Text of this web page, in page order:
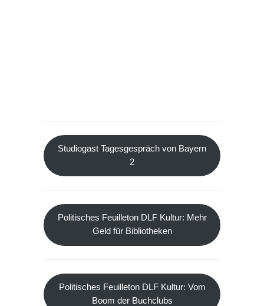
Studiogast Tagesgespräch von Bayern
2
Politisches Feuilleton DLF Kultur: Mehr
Geld für Bibliotheken
Politisches Feuilleton DLF Kultur: Vom
Boom der Buchclubs